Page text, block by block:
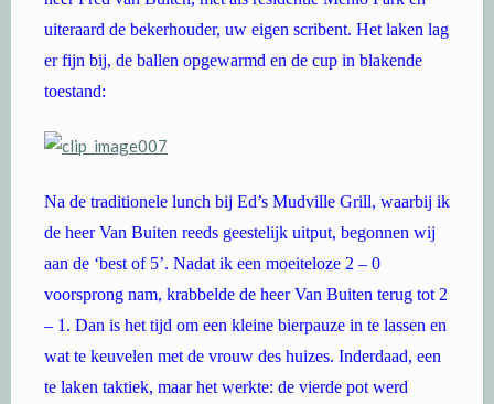
uiteraard de bekerhouder, uw eigen scribent. Het laken lag
er fijn bij, de ballen opgewarmd en de cup in blakende
toestand:
Na de traditionele lunch bij Ed’s Mudville Grill, waarbij ik
de heer Van Buiten reeds geestelijk uitput, begonnen wij
aan de ‘best of 5’. Nadat ik een moeiteloze 2 – 0
voorsprong nam, krabbelde de heer Van Buiten terug tot 2
– 1. Dan is het tijd om een kleine bierpauze in te lassen en
wat te keuvelen met de vrouw des huizes. Inderdaad, een
te laken taktiek, maar het werkte: de vierde pot werd